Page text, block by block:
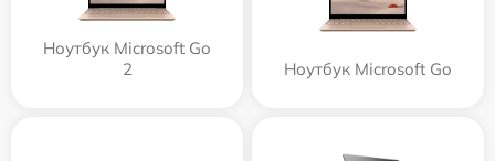
Ноутбук Microsoft Go
2
Ноутбук Microsoft Go